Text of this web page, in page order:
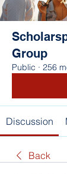
Group
Public · 256
Discussion
Back